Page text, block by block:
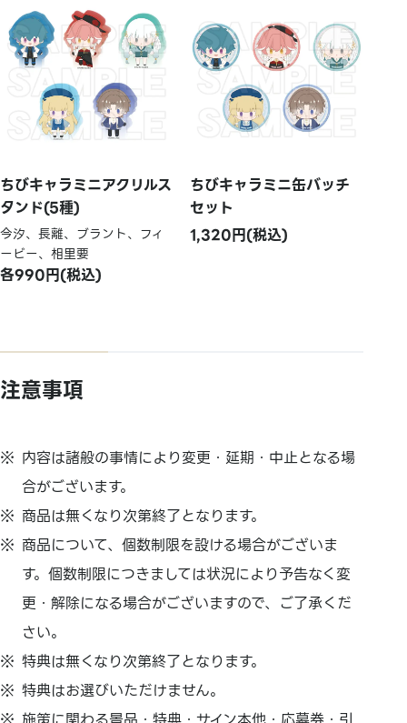
ちびキャラミニアクリルス
タンド(5種)
今汐、長離、ブラント、フィ
ービー、相里要
各990円(税込)
ちびキャラミニ缶バッチ
セット
1,320円(税込)
注意事項
内容は諸般の事情により変更・延期・中止となる場
合がございます。
商品は無くなり次第終了となります。
商品について、個数制限を設ける場合がございま
す。個数制限につきましては状況により予告なく変
更・解除になる場合がございますので、ご了承くだ
さい。
特典は無くなり次第終了となります。
特典はお選びいただけません。